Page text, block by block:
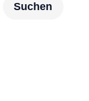
Suchen